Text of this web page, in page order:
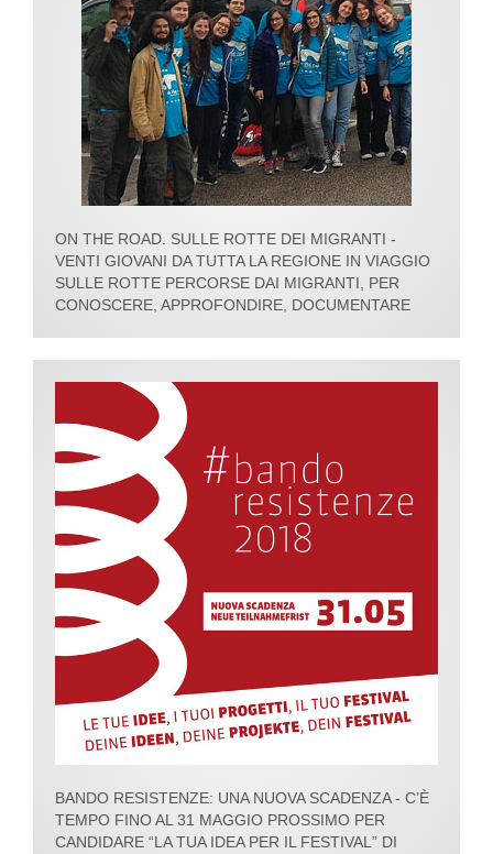
ON THE ROAD. SULLE ROTTE DEI MIGRANTI -
VENTI GIOVANI DA TUTTA LA REGIONE IN VIAGGIO
SULLE ROTTE PERCORSE DAI MIGRANTI, PER
CONOSCERE, APPROFONDIRE, DOCUMENTARE
BANDO RESISTENZE: UNA NUOVA SCADENZA - C’È
TEMPO FINO AL 31 MAGGIO PROSSIMO PER
CANDIDARE “LA TUA IDEA PER IL FESTIVAL” DI